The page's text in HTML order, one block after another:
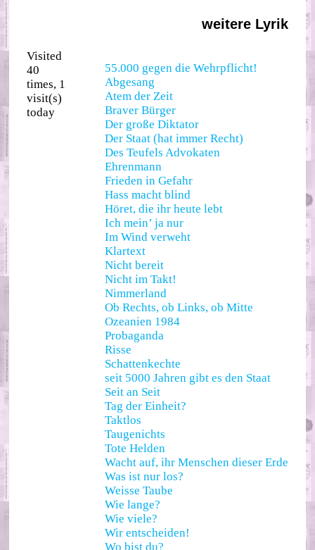
weitere Lyrik
55.000 gegen die Wehrpflicht!
Abgesang
Atem der Zeit
Braver Bürger
Der große Diktator
Der Staat (hat immer Recht)
Des Teufels Advokaten
Ehrenmann
Frieden in Gefahr
Hass macht blind
Höret, die ihr heute lebt
Ich mein’ ja nur
Im Wind verweht
Klartext
Nicht bereit
Nicht im Takt!
Nimmerland
Ob Rechts, ob Links, ob Mitte
Ozeanien 1984
Probaganda
Risse
Schattenkechte
seit 5000 Jahren gibt es den Staat
Seit an Seit
Tag der Einheit?
Taktlos
Taugenichts
Tote Helden
Wacht auf, ihr Menschen dieser Erde
Was ist nur los?
Weisse Taube
Wie lange?
Wie viele?
Wir entscheiden!
Wo bist du?
Visited
40
times, 1
visit(s)
today